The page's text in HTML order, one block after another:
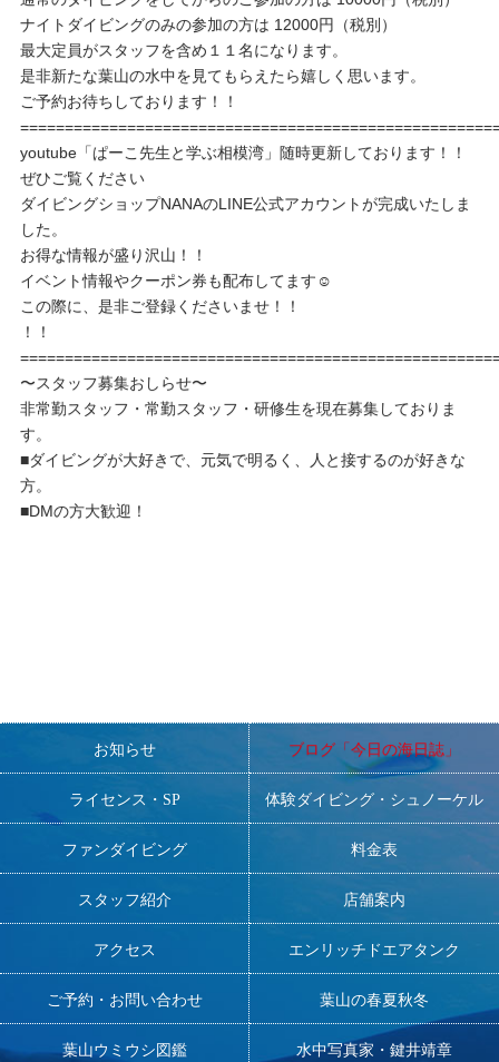
ナイトダイビングのみの参加の方は 12000円（税別）
最大定員がスタッフを含め１１名になります。
是非新たな葉山の水中を見てもらえたら嬉しく思います。
ご予約お待ちしております！！
youtube「ぱーこ先生と学ぶ相模湾」随時更新しております！！
ぜひご覧ください
ダイビングショップNANAのLINE公式アカウントが完成いたしま
した。
お得な情報が盛り沢山！！
イベント情報やクーポン券も配布してます☺️
この際に、是非ご登録くださいませ！！
！！
〜スタッフ募集おしらせ〜
非常勤スタッフ・常勤スタッフ・研修生を現在募集しておりま
す。
■ダイビングが大好きで、元気で明るく、人と接するのが好きな
方。
■DMの方大歓迎！
お知らせ ブログ「今日の海日誌」
ライセンス・SP 体験ダイビング・シュノーケル
ファンダイビング 料金表
スタッフ紹介 店舗案内
アクセス エンリッチドエアタンク
ご予約・お問い合わせ 葉山の春夏秋冬
葉山ウミウシ図鑑 水中写真家・鍵井靖章